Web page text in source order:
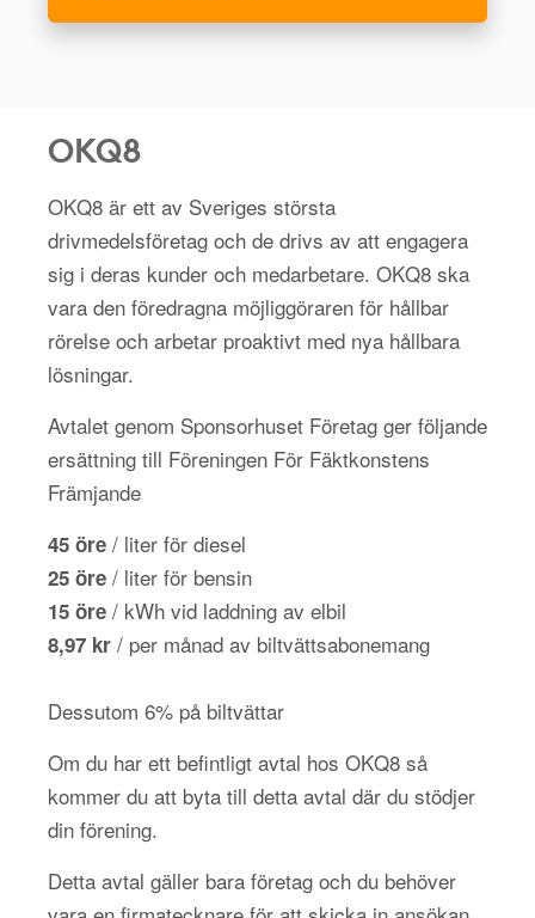
OKQ8
OKQ8 är ett av Sveriges största
drivmedelsföretag och de drivs av att engagera
sig i deras kunder och medarbetare. OKQ8 ska
vara den föredragna möjliggöraren för hållbar
rörelse och arbetar proaktivt med nya hållbara
lösningar.
Avtalet genom Sponsorhuset Företag ger följande
ersättning till Föreningen För Fäktkonstens
Främjande
45 öre / liter för diesel
25 öre / liter för bensin
15 öre / kWh vid laddning av elbil
8,97 kr / per månad av biltvättsabonemang
Dessutom 6% på biltvättar
Om du har ett befintligt avtal hos OKQ8 så
kommer du att byta till detta avtal där du stödjer
din förening.
Detta avtal gäller bara företag och du behöver